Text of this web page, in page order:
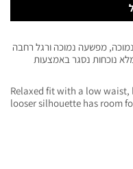
מפשעה נמוכה ורגל רחבה
נוכחות נסגר באמצעות
Relaxed fit with a low
looser silhouette has room